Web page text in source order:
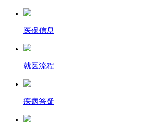
医保信息
就医流程
疾病答疑